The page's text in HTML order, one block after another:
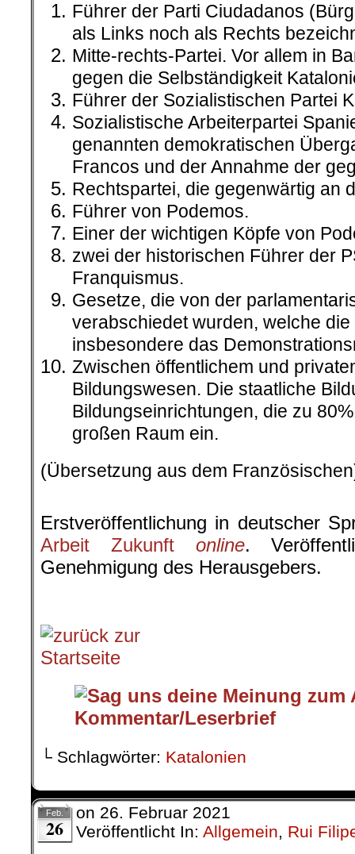
Führer der Parti Ciudadanos
als Links noch als Rechts
Mitte-rechts-Partei. Vor allem in
gegen die Selbständigkeit
Führer der Sozialistischen Partei
Sozialistische Arbeiterpartei
genannten demokratischen
Francos und der Annahme der
Rechtspartei, die gegenwärtig an
Führer von Podemos.
Einer der wichtigen Köpfe von
zwei der historischen Führer der
Franquismus.
Gesetze, die von der
verabschiedet wurden, welche
insbesondere das
Zwischen öffentlichem und
Bildungswesen. Die staatliche
Bildungseinrichtungen, die zu
großen Raum ein.
(Übersetzung aus dem
Erstveröffentlichung in deutscher
Arbeit Zukunftonline.
Genehmigung des Herausgebers.
└ Schlagwörter: Katalonien
Feb.
26
on 26. Februar 2021
Veröffentlicht In: Allgemein, Rui